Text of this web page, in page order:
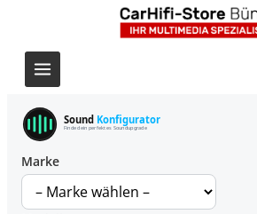
Sound Konfigurator
Finde dein perfektes Soundupgrade
Marke